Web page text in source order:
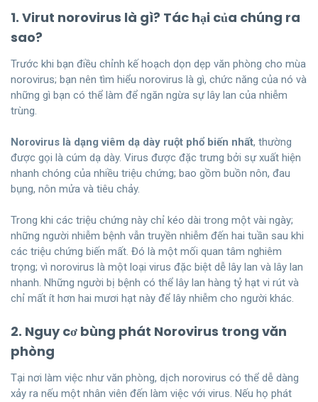
1. Virut norovirus là gì? Tác hại của chúng ra
sao?
Trước khi bạn điều chỉnh kế hoạch dọn dẹp văn phòng cho mùa
norovirus; bạn nên tìm hiểu norovirus là gì, chức năng của nó và
những gì bạn có thể làm để ngăn ngừa sự lây lan của nhiễm
trùng.
Norovirus là dạng viêm dạ dày ruột phổ biến nhất, thường
được gọi là cúm dạ dày. Virus được đặc trưng bởi sự xuất hiện
nhanh chóng của nhiều triệu chứng; bao gồm buồn nôn, đau
bụng, nôn mửa và tiêu chảy.
Trong khi các triệu chứng này chỉ kéo dài trong một vài ngày;
những người nhiễm bệnh vẫn truyền nhiễm đến hai tuần sau khi
các triệu chứng biến mất. Đó là một mối quan tâm nghiêm
trọng; vì norovirus là một loại virus đặc biệt dễ lây lan và lây lan
nhanh. Những người bị bệnh có thể lây lan hàng tỷ hạt vi rút và
chỉ mất ít hơn hai mươi hạt này để lây nhiễm cho người khác.
2. Nguy cơ bùng phát Norovirus trong văn
phòng
Tại nơi làm việc như văn phòng, dịch norovirus có thể dễ dàng
xảy ra nếu một nhân viên đến làm việc với virus. Nếu họ phát